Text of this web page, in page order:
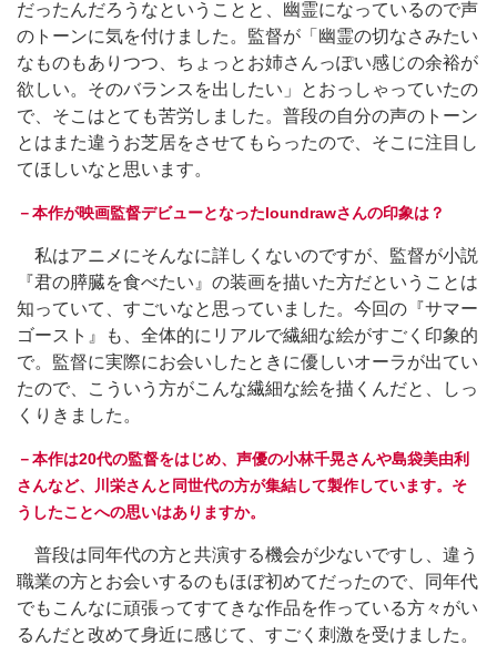
だったんだろうなということと、幽霊になっているので声
のトーンに気を付けました。監督が「幽霊の切なさみたい
なものもありつつ、ちょっとお姉さんっぽい感じの余裕が
欲しい。そのバランスを出したい」とおっしゃっていたの
で、そこはとても苦労しました。普段の自分の声のトーン
とはまた違うお芝居をさせてもらったので、そこに注目し
てほしいなと思います。
－本作が映画監督デビューとなったloundrawさんの印象は？
私はアニメにそんなに詳しくないのですが、監督が小説
『君の膵臓を食べたい』の装画を描いた方だということは
知っていて、すごいなと思っていました。今回の『サマー
ゴースト』も、全体的にリアルで繊細な絵がすごく印象的
で。監督に実際にお会いしたときに優しいオーラが出てい
たので、こういう方がこんな繊細な絵を描くんだと、しっ
くりきました。
－本作は20代の監督をはじめ、声優の小林千晃さんや島袋美由利
さんなど、川栄さんと同世代の方が集結して製作しています。そ
うしたことへの思いはありますか。
普段は同年代の方と共演する機会が少ないですし、違う
職業の方とお会いするのもほぼ初めてだったので、同年代
でもこんなに頑張ってすてきな作品を作っている方々がい
るんだと改めて身近に感じて、すごく刺激を受けました。